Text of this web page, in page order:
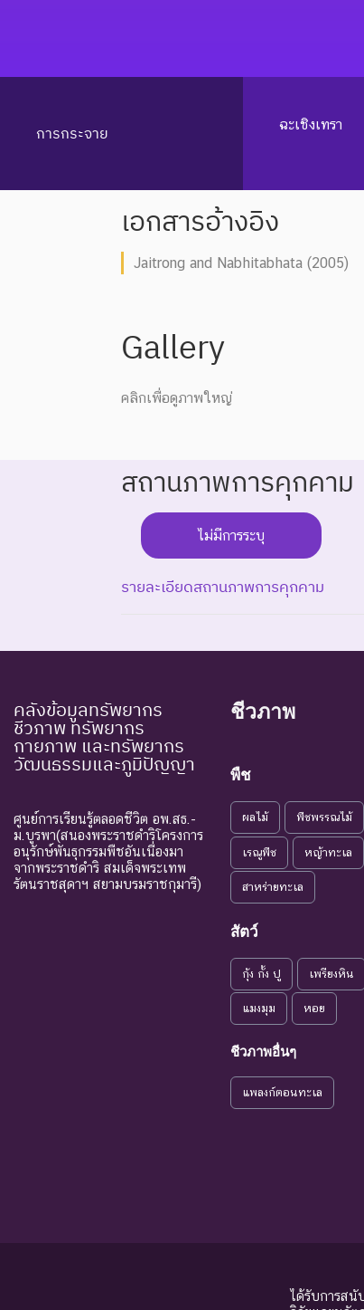
การกระจาย ฉะเชิงเทรา
เอกสารอ้างอิง
Jaitrong and Nabhitabhata (2005)
Gallery
คลิกเพื่อดูภาพใหญ่
สถานภาพการคุกคาม
ไม่มีการระบุ
รายละเอียดสถานภาพการคุกคาม
EW : Extinct in the
Wild
สูญพันธุ์ใน
ระดับความรุนแรง : ถูกคุกคาม
CR : Critically
Endangered
ใกล้สูญพันธุ์
อย่างยิ่ง
ช
EN : Endangered ใกล้สูญพันธุ์
ช
แนวโน้มใกล้
ระดับความรุนแรง : เสี่ยงน้อย (LR)
ใกล้ถูกคุกคาม
เป็นกังวลน้อย
ที่สุด
ชนิดพันธุ์ที่ยังไม่มี
คลังข้อมูลทรัพยากร
ชีวภาพ ทรัพยากร
กายภาพ และทรัพยากร
วัฒนธรรมและภูมิปัญญา
ศูนย์การเรียนรู้ตลอดชีวิต อพ.สธ.-
ม.บูรพา(สนองพระราชดำริโครงการ
อนุรักษ์พันธุกรรมพืชอันเนื่องมา
จากพระราชดำริ สมเด็จพระเทพ
รัตนราชสุดาฯ สยามบรมราชกุมารี)
ชีวภาพ
พืช
ผลไม้ พืชพรรณไม้
เรณูพืช หญ้าทะเล
สาหร่ายทะเล
สัตว์
กุ้ง กั้ง ปู เพรียงหิน
แมงมุม หอย
ชีวภาพอื่นๆ
แพลงก์ตอนทะเล
ได้รับการส